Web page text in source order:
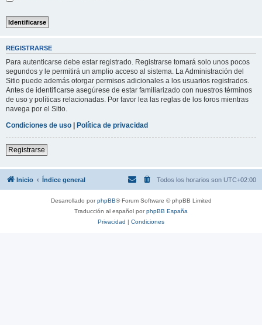
REGISTRARSE
Para autenticarse debe estar registrado. Registrarse tomará solo unos pocos
segundos y le permitirá un amplio acceso al sistema. La Administración del
Sitio puede además otorgar permisos adicionales a los usuarios registrados.
Antes de identificarse asegúrese de estar familiarizado con nuestros términos
de uso y políticas relacionadas. Por favor lea las reglas de los foros mientras
navega por el Sitio.
Condiciones de uso | Política de privacidad
Registrarse
Inicio Índice general Todos los horarios son UTC+02:00
Desarrollado porphpBB® Forum Software © phpBB Limited
Traducción al español porphpBB España
Privacidad | Condiciones